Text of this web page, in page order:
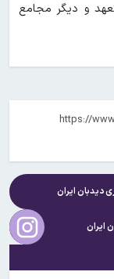
و دیگر مجامع
دیدبان ایران
ایران